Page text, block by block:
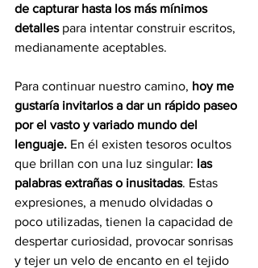
de capturar hasta los más mínimos
detalles para intentar construir escritos,
medianamente aceptables.
Para continuar nuestro camino, hoy me
gustaría invitarlos a dar un rápido paseo
por el vasto y variado mundo del
lenguaje. En él existen tesoros ocultos
que brillan con una luz singular: las
palabras extrañas o inusitadas. Estas
expresiones, a menudo olvidadas o
poco utilizadas, tienen la capacidad de
despertar curiosidad, provocar sonrisas
y tejer un velo de encanto en el tejido